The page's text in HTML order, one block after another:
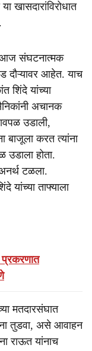
खासदारांविरोधात
संघटनात्मक
दौऱ्यावर आहेत. याच
शिंदे यांच्या
अचानक
उडाली,
बाजूला करत त्यांना
उडाला होता.
टळला.
यांच्या ताफ्याला
मतदारसंघात
तुडवा, असे आवाहन
राऊत यांनाच